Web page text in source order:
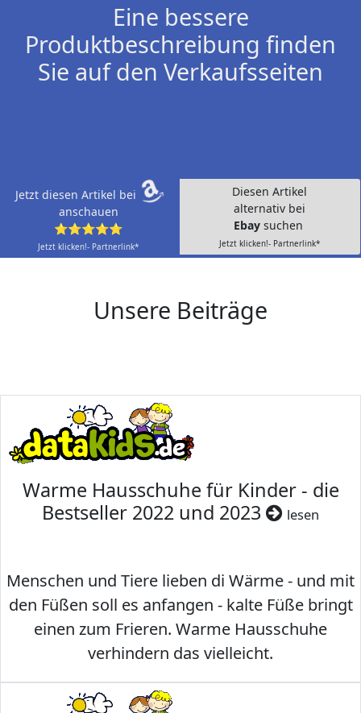
Eine bessere
Produktbeschreibung finden
Sie auf den Verkaufsseiten
Jetzt diesen Artikel bei
anschauen
⭐⭐⭐⭐⭐
Jetzt klicken!- Partnerlink*
Diesen Artikel
alternativ bei
Ebay suchen
Jetzt klicken!- Partnerlink*
Unsere Beiträge
Warme Hausschuhe für Kinder - die
Bestseller 2022 und 2023
lesen
Menschen und Tiere lieben di Wärme - und mit
den Füßen soll es anfangen - kalte Füße bringt
einen zum Frieren. Warme Hausschuhe
verhindern das vielleicht.